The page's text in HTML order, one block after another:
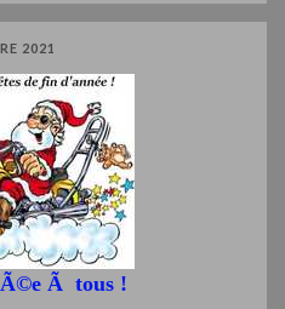
2021
Ã tous !